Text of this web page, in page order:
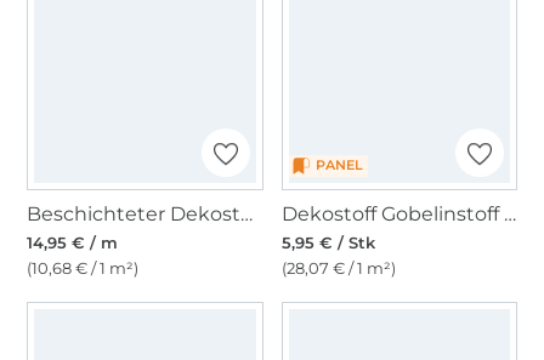
Beschichteter Dekostoff Ottoman Butterfly, creme
14,95 € / m
(10,68 € / 1 m²)
PANEL
Dekostoff Gobelinstoff Panel Waldkatze, 46 x 46 cm
5,95 € / Stk
(28,07 € / 1 m²)